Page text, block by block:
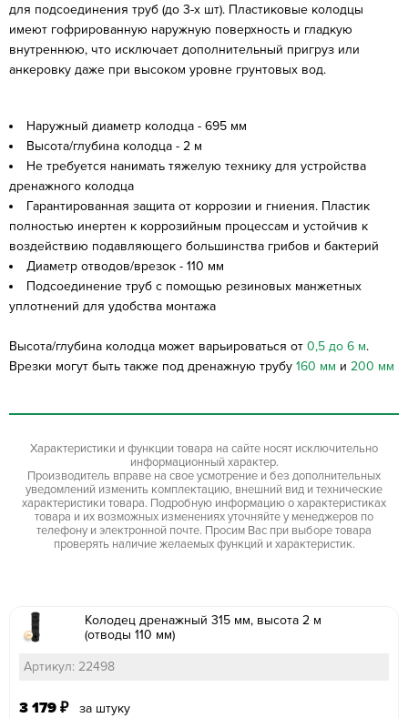
для подсоединения труб (до 3-х шт). Пластиковые колодцы
имеют гофрированную наружную поверхность и гладкую
внутреннюю, что исключает дополнительный пригруз или
анкеровку даже при высоком уровне грунтовых вод.
Наружный диаметр колодца - 695 мм
Высота/глубина колодца - 2 м
Не требуется нанимать тяжелую технику для устройства
дренажного колодца
Гарантированная защита от коррозии и гниения. Пластик
полностью инертен к коррозийным процессам и устойчив к
воздействию подавляющего большинства грибов и бактерий
Диаметр отводов/врезок - 110 мм
Подсоединение труб с помощью резиновых манжетных
уплотнений для удобства монтажа
Высота/глубина колодца может варьироваться от 0,5 до 6 м.
Врезки могут быть также под дренажную трубу 160 мм и 200 мм
Характеристики и функции товара на сайте носят исключительно
информационный характер.
Производитель вправе на свое усмотрение и без дополнительных
уведомлений изменить комплектацию, внешний вид и технические
характеристики товара. Подробную информацию о характеристиках
товара и их возможных изменениях уточняйте у менеджеров по
телефону и электронной почте. Просим Вас при выборе товара
проверять наличие желаемых функций и характеристик.
Колодец дренажный 315 мм, высота 2 м
(отводы 110 мм)
Артикул: 22498
3 179 ₽ за штуку